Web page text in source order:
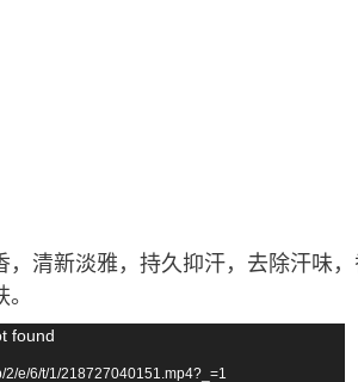
清新淡雅，持久抑汗，去除汗味
found
e/6/t/1/218727040151.mp4?_=1